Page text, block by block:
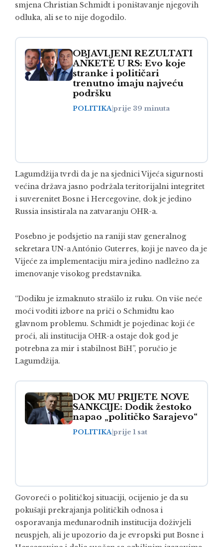
smjena Christian Schmidt i poništavanje njegovih
odluka, ali se to nije dogodilo.
OBJAVLJENI REZULTATI
ANKETE U RS: Evo koje
stranke i političari
trenutno imaju najveću
podršku
POLITIKAprije 39 minuta
Lagumdžija tvrdi da je na sjednici Vijeća sigurnosti
većina država jasno podržala teritorijalni integritet
i suverenitet Bosne i Hercegovine, dok je jedino
Russiainsistirala na zatvaranju OHR-a.
Posebno je podsjetio na raniji stav generalnog
sekretara UN-aAntónio Guterres, koji je naveo da je
Vijeće za implementaciju mira jedino nadležno za
imenovanje visokog predstavnika.
“Dodiku je izmaknuto strašilo iz ruku. On više neće
moći voditi izbore na priči o Schmidtu kao
glavnom problemu. Schmidt je pojedinac koji će
proći, ali institucija OHR-a ostaje dok god je
potrebna za mir i stabilnost BiH”, poručio je
Lagumdžija.
DOK MU PRIJETE NOVE
SANKCIJE: Dodik žestoko
napao „političko Sarajevo“
POLITIKAprije 1 sat
Govoreći o političkoj situaciji, ocijenio je da su
pokušaji prekrajanja političkih odnosa i
osporavanja međunarodnih institucija doživjeli
neuspjeh, ali je upozorio da je evropski put Bosne i